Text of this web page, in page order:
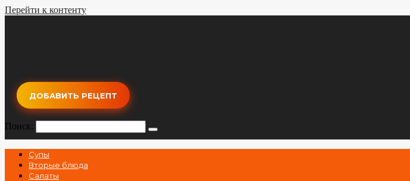
Перейти к контенту
ДОБАВИТЬ РЕЦЕПТ
Поиск:
Супы
Вторые блюда
Салаты